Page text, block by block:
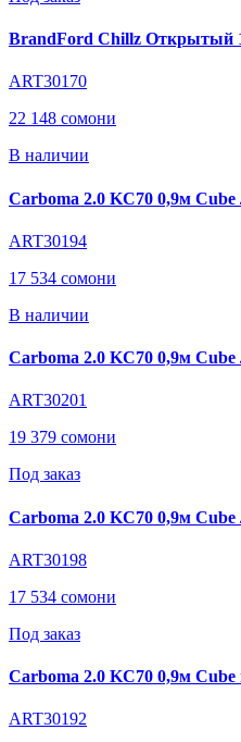
BrandFord Chillz Открытый
ART30170
22 148 сомони
В наличии
Carboma 2.0 KC70 0,9м
ART30194
17 534 сомони
В наличии
Carboma 2.0 KC70 0,9м
ART30201
19 379 сомони
Под заказ
Carboma 2.0 KC70 0,9м
ART30198
17 534 сомони
Под заказ
Carboma 2.0 KC70 0,9м Cube
ART30192